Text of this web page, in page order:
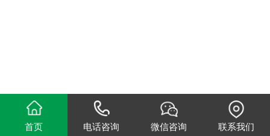
首页 电话咨询 微信咨询 联系我们